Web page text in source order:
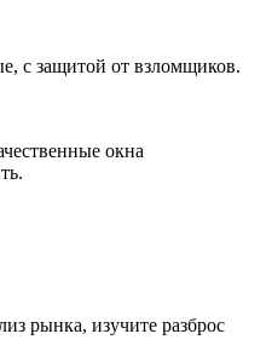
с защитой от взломщиков.
окна
рынка, изучите разброс